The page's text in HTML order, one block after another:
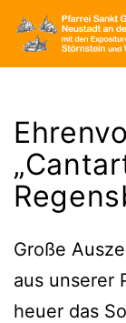
Zum
Inhalt
Georg
Neustadt/
Große
aus unserer
heuer das